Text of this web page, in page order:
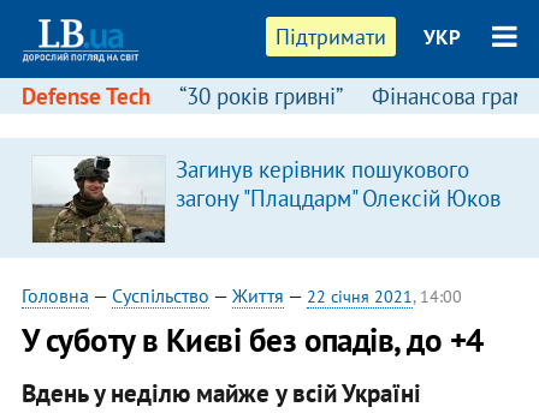
Підтримати УКР
Defense Tech “30 років гривні” Фінансова
Загинув керівник пошукового
загону "Плацдарм" Олексій Юков
Головна — Суспільство — Життя — 22 січня 2021, 14:00
У суботу в Києві без опадів, до +4
Вдень у неділю майже у всій Україні